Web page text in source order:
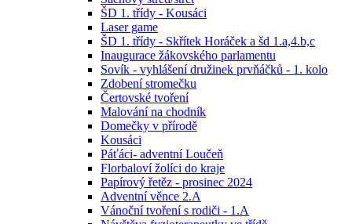
ŠD 1. třídy - Kousáci
Laser game
ŠD 1. třídy - Skřítek Horáček a šd 1.a,4.b,c
Inaugurace žákovského parlamentu
Sovík - vyhlášení družinek prvňáčků - 1. kolo
Zdobení stromečku
Čertovské tvoření
Malování na chodník
Domečky v přírodě
Kousáci
Páťáci- adventní Loučeň
Florbaloví žolíci do kraje
Papírový řetěz - prosinec 2024
Adventní věnce 2.A
Vánoční tvoření s rodiči - 1.A